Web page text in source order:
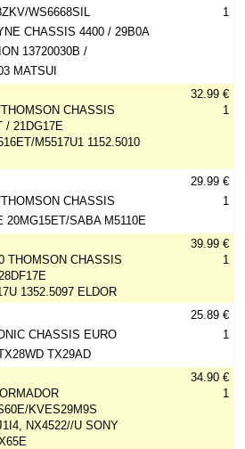
WS6668SIL
CHASSIS 4400 / 29B0A
13720030B /
MATSUI
1
CHASSIS
/ 21DG17E
M5517U1 1152.5010
32.99 €
1
CHASSIS
20MG15ET/SABA M5110E
29.99 €
1
THOMSON CHASSIS
1352.5097 ELDOR
39.99 €
1
CHASSIS EURO
TX29AD
25.89 €
1
KVES29M9S
NX4522//U SONY
34.90 €
1